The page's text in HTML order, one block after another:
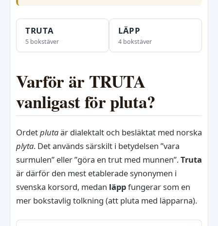
TRUTA
5 bokstäver
LÄPP
4 bokstäver
Varför är TRUTA
vanligast för pluta?
Ordetplutaär dialektalt och besläktat med norska
plyta. Det används särskilt i betydelsen ”vara
surmulen” eller ”göra en trut med munnen”.Truta
är därför den mest etablerade synonymen i
svenska korsord, medan läppfungerar som en
mer bokstavlig tolkning (att pluta med läpparna).